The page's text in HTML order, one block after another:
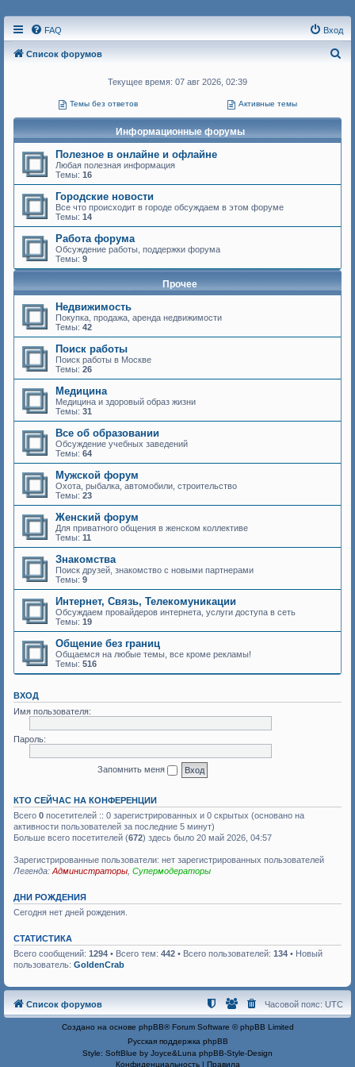
FAQ Вход
Список форумов
Текущее время: 07 авг 2026, 02:39
Темы без ответов Активные темы
Информационные форумы
Полезное в онлайне и офлайне
Любая полезная информация
Темы: 16
Городские новости
Все что происходит в городе обсуждаем в этом форуме
Темы: 14
Работа форума
Обсуждение работы, поддержки форума
Темы: 9
Прочее
Недвижимость
Покупка, продажа, аренда недвижимости
Темы: 42
Поиск работы
Поиск работы в Москве
Темы: 26
Медицина
Медицина и здоровый образ жизни
Темы: 31
Все об образовании
Обсуждение учебных заведений
Темы: 64
Мужской форум
Охота, рыбалка, автомобили, строительство
Темы: 23
Женский форум
Для приватного общения в женском коллективе
Темы: 11
Знакомства
Поиск друзей, знакомство с новыми партнерами
Темы: 9
Интернет, Связь, Телекомуникации
Обсуждаем провайдеров интернета, услуги доступа в сеть
Темы: 19
Общение без границ
Общаемся на любые темы, все кроме рекламы!
Темы: 516
ВХОД
Имя пользователя:
Пароль:
Запомнить меня
КТО СЕЙЧАС НА КОНФЕРЕНЦИИ
Всего 0 посетителей :: 0 зарегистрированных и 0 скрытых (основано на
активности пользователей за последние 5 минут)
Больше всего посетителей (672) здесь было 20 май 2026, 04:57
Зарегистрированные пользователи: нет зарегистрированных пользователей
Легенда: Администраторы Супермодераторы
ДНИ РОЖДЕНИЯ
Сегодня нет дней рождения.
СТАТИСТИКА
Всего сообщений: 1294 • Всего тем: 442 • Всего пользователей: 134 • Новый
пользователь: GoldenCrab
Список форумов Часовой пояс: UTC
Создано на основе phpBB® Forum Software © phpBB Limited
Русская поддержка phpBB
Style: SoftBlue by Joyce&Luna phpBB-Style-Design
Конфиденциальность| Правила